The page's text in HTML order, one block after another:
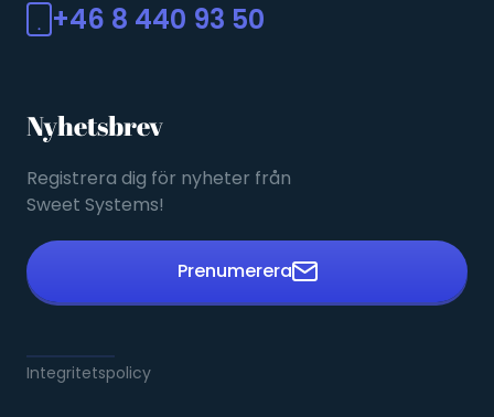
+46 8 440 93 50
Nyhetsbrev
Registrera dig för nyheter från
Sweet Systems!
Prenumerera
Integritetspolicy